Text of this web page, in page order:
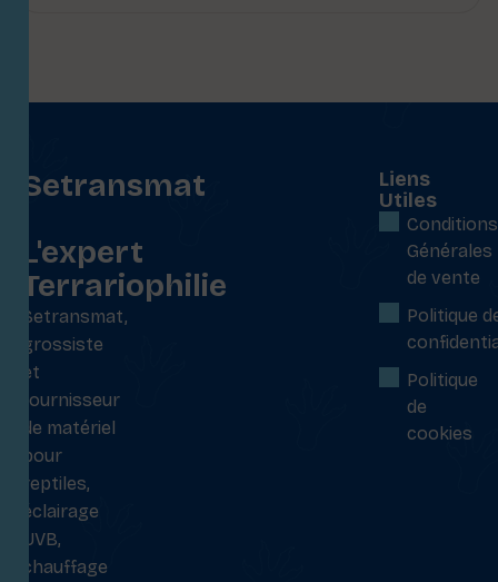
Setransmat
L'expert
Terrariophilie
Setransmat,
grossiste
et
fournisseur
de matériel
pour
reptiles,
éclairage
UVB,
chauffage
Liens
Utiles
Conditions
Générales
de vente
Politique
Politique
de
cookies